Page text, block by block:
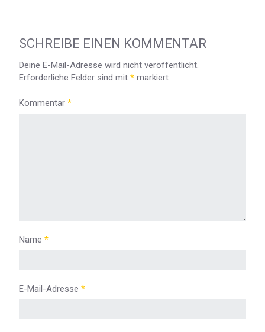
SCHREIBE EINEN KOMMENTAR
Deine E-Mail-Adresse wird nicht veröffentlicht.
Erforderliche Felder sind mit * markiert
Kommentar *
Name *
E-Mail-Adresse *